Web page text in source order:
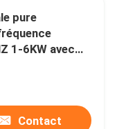
pure
1-6KW avec
à cristaux
Contact